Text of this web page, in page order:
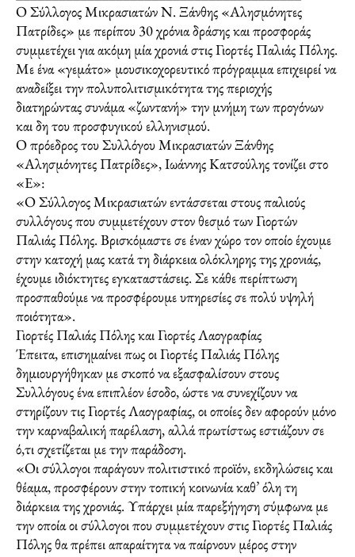
Ο Σύλλογος Μικρασιατών Ν. Ξάνθης «Αλησμόνητες
Πατρίδες» με περίπου 30 χρόνια δράσης και προσφοράς
συμμετέχει για ακόμη μία χρονιά στις Γιορτές Παλιάς Πόλης.
Με ένα «γεμάτο» μουσικοχορευτικό πρόγραμμα επιχειρεί να
αναδείξει την πολυπολιτισμικότητα της περιοχής
διατηρώντας συνάμα «ζωντανή» την μνήμη των προγόνων
και δη του προσφυγικού ελληνισμού.
Ο πρόεδρος του Συλλόγου Μικρασιατών Ξάνθης
«Αλησμόνητες Πατρίδες», Ιωάννης Κατσούλης τονίζει στο
«Ε»:
«Ο Σύλλογος Μικρασιατών εντάσσεται στους παλιούς
συλλόγους που συμμετέχουν στον θεσμό των Γιορτών
Παλιάς Πόλης. Βρισκόμαστε σε έναν χώρο τον οποίο έχουμε
στην κατοχή μας κατά τη διάρκεια ολόκληρης της χρονιάς,
έχουμε ιδιόκτητες εγκαταστάσεις. Σε κάθε περίπτωση
προσπαθούμε να προσφέρουμε υπηρεσίες σε πολύ υψηλή
ποιότητα».
Γιορτές Παλιάς Πόλης και Γιορτές Λαογραφίας
Έπειτα, επισημαίνει πως οι Γιορτές Παλιάς Πόλης
δημιουργήθηκαν με σκοπό να εξασφαλίσουν στους
Συλλόγους ένα επιπλέον έσοδο, ώστε να συνεχίζουν να
στηρίζουν τις Γιορτές Λαογραφίας, οι οποίες δεν αφορούν μόνο
την καρναβαλική παρέλαση, αλλά πρωτίστως εστιάζουν σε
ό,τι σχετίζεται με την παράδοση.
«Οι σύλλογοι παράγουν πολιτιστικό προϊόν, εκδηλώσεις και
θέαμα, προσφέρουν στην τοπική κοινωνία καθ’ όλη τη
διάρκεια της χρονιάς. Υπάρχει μία παρεξήγηση σύμφωνα με
την οποία οι σύλλογοι που συμμετέχουν στις Γιορτές Παλιάς
Πόλης θα πρέπει απαραίτητα να παίρνουν μέρος στην